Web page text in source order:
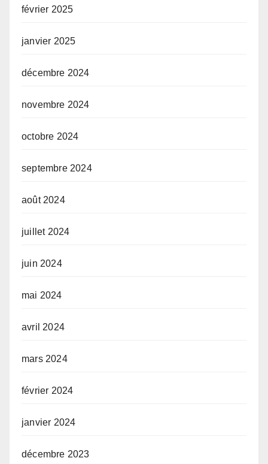
février 2025
janvier 2025
décembre 2024
novembre 2024
octobre 2024
septembre 2024
août 2024
juillet 2024
juin 2024
mai 2024
avril 2024
mars 2024
février 2024
janvier 2024
décembre 2023